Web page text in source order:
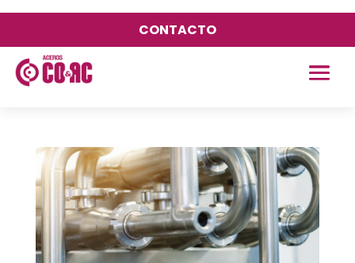
CONTACTO